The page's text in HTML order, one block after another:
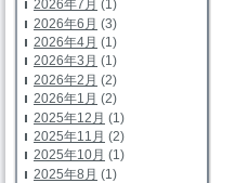
2026年7月 (1)
2026年6月 (3)
2026年4月 (1)
2026年3月 (1)
2026年2月 (2)
2026年1月 (2)
2025年12月 (1)
2025年11月 (2)
2025年10月 (1)
2025年8月 (1)